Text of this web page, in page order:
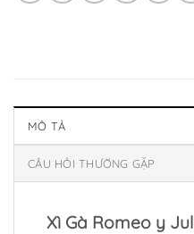
MÔ TẢ
CÂU HỎI THƯỜNG GẶP
Xì Gà Romeo y